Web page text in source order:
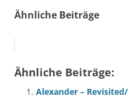
Ähnliche Beiträge
Ähnliche Beiträge:
Alexander –